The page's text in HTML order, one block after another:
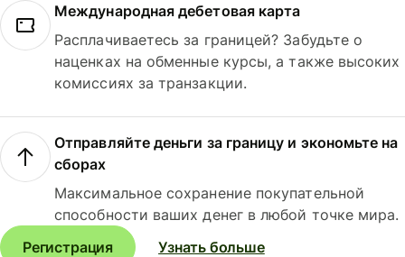
Международная дебетовая карта
Расплачиваетесь за границей? Забудьте о
наценках на обменные курсы, а также высоких
комиссиях за транзакции.
Отправляйте деньги за границу и экономьте на
сборах
Максимальное сохранение покупательной
способности ваших денег в любой точке мира.
Регистрация
Узнать больше